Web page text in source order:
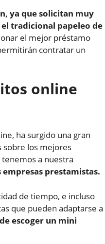
ya que solicitan muy
tradicional papeleo de
el mejor préstamo
contratar un
online
ha surgido una gran
sobre los mejores
tenemos a nuestra
prestamistas.
de tiempo, e incluso
que pueden adaptarse a
escoger un mini